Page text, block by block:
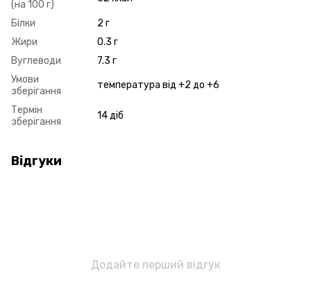
(на 100 г)
Білки
2 г
Жири
0.3 г
Вуглеводи
7.3 г
Умови
зберігання
температура від +2 до +6
Термін
зберігання
14 діб
Відгуки
Додайте перший відгук